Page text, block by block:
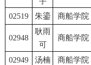
02519 朱鎏 商船学院
02948
耿雨
可
商船学院
02949 汤楠 商船学院